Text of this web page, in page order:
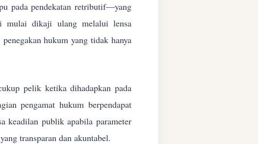
pada pendekatan retributif—yang
mulai dikaji ulang melalui lensa
hukum yang tidak hanya
pelik ketika dihadapkan pada
pengamat hukum berpendapat
keadilan publik apabila parameter
transparan dan akuntabel.